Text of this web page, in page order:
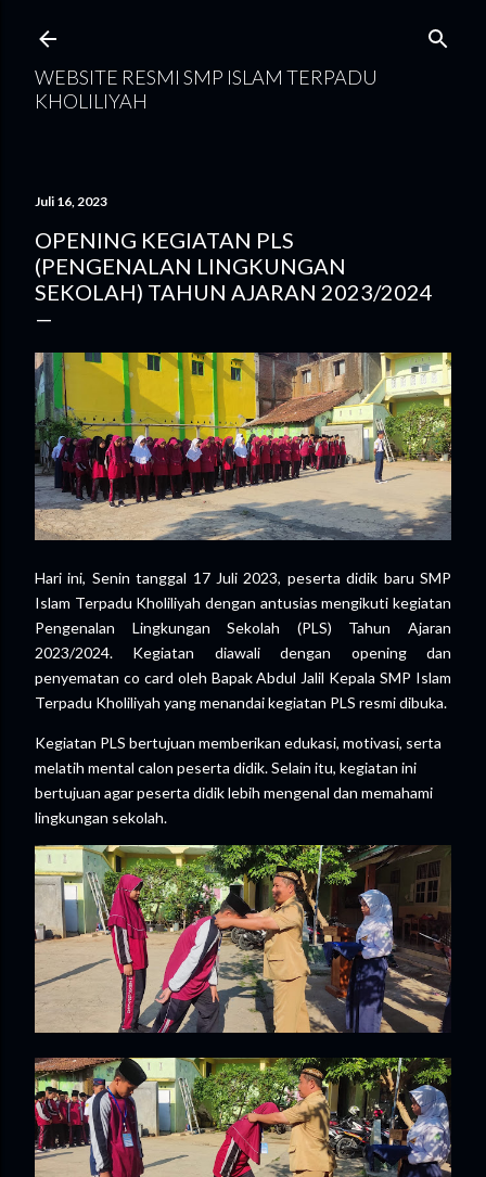
WEBSITE RESMI SMP ISLAM TERPADU
KHOLILIYAH
Juli 16, 2023
OPENING KEGIATAN PLS
(PENGENALAN LINGKUNGAN
SEKOLAH) TAHUN AJARAN 2023/2024
Hari ini, Senin tanggal 17 Juli 2023, peserta didik baru SMP
Islam Terpadu Kholiliyah dengan antusias mengikuti kegiatan
Pengenalan Lingkungan Sekolah (PLS) Tahun Ajaran
2023/2024. Kegiatan diawali dengan opening dan
penyematan co card oleh Bapak Abdul Jalil Kepala SMP Islam
Terpadu Kholiliyah yang menandai kegiatan PLS resmi dibuka.
Kegiatan PLS bertujuan memberikan edukasi, motivasi, serta
melatih mental calon peserta didik. Selain itu, kegiatan ini
bertujuan agar peserta didik lebih mengenal dan memahami
lingkungan sekolah.